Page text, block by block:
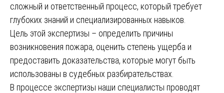
сложный и ответственный процесс, который требует
глубоких знаний и специализированных навыков.
Цель этой экспертизы – определить причины
возникновения пожара, оценить степень ущерба и
предоставить доказательства, которые могут быть
использованы в судебных разбирательствах.
В процессе экспертизы наши специалисты проводят